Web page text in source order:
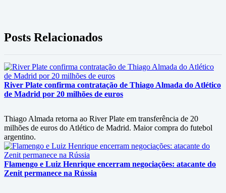
Posts Relacionados
River Plate confirma contratação de Thiago Almada do Atlético
de Madrid por 20 milhões de euros
Thiago Almada retorna ao River Plate em transferência de 20
milhões de euros do Atlético de Madrid. Maior compra do futebol
argentino.
Flamengo e Luiz Henrique encerram negociações: atacante do
Zenit permanece na Rússia